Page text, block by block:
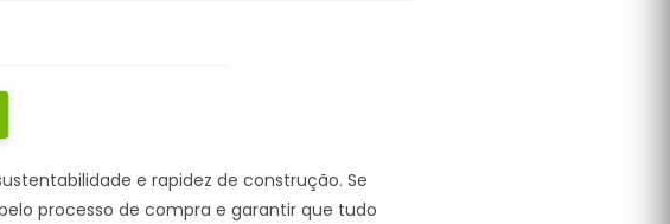
e rapidez de construção. Se
processo de compra e garantir que tudo